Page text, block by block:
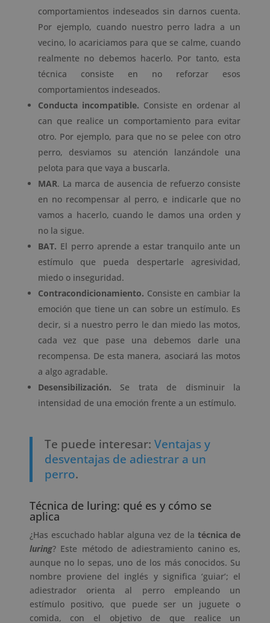
comportamientos indeseados sin darnos cuenta.
Por ejemplo, cuando nuestro perro ladra a un
vecino, lo acariciamos para que se calme, cuando
realmente no debemos hacerlo. Por tanto, esta
técnica consiste en no reforzar esos
comportamientos indeseados.
Conducta incompatible. Consiste en ordenar al
can que realice un comportamiento para evitar
otro. Por ejemplo, para que no se pelee con otro
perro, desviamos su atención lanzándole una
pelota para que vaya a buscarla.
MAR. La marca de ausencia de refuerzo consiste
en no recompensar al perro, e indicarle que no
vamos a hacerlo, cuando le damos una orden y
no la sigue.
BAT. El perro aprende a estar tranquilo ante un
estímulo que pueda despertarle agresividad,
miedo o inseguridad.
Contracondicionamiento. Consiste en cambiar la
emoción que tiene un can sobre un estímulo. Es
decir, si a nuestro perro le dan miedo las motos,
cada vez que pase una debemos darle una
recompensa. De esta manera, asociará las motos
a algo agradable.
Desensibilización. Se trata de disminuir la
intensidad de una emoción frente a un estímulo.
Te puede interesar: Ventajas y
desventajas de adiestrar a un
perro.
Técnica de luring: qué es y cómo se
aplica
¿Has escuchado hablar alguna vez de latécnica de
luring? Este método de adiestramiento canino es,
aunque no lo sepas, uno de los más conocidos. Su
nombre proviene del inglés y significa ‘guiar’; el
adiestrador orienta al perro empleando un
estímulo positivo, que puede ser un juguete o
comida, con el objetivo de que realice un